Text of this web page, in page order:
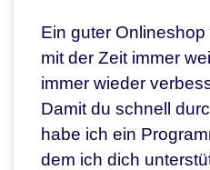
Ein guter
mit der Zeit immer
immer wieder
Damit du schnell
habe ich ein
dem ich dich